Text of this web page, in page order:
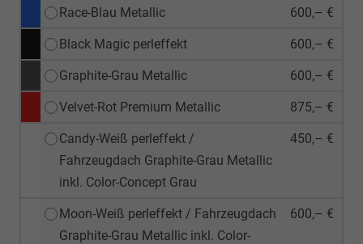
Race-Blau Metallic 600,– €
Black Magic perleffekt 600,– €
Graphite-Grau Metallic 600,– €
Velvet-Rot Premium Metallic 875,– €
Candy-Weiß perleffekt /
Fahrzeugdach Graphite-Grau Metallic
inkl. Color-Concept Grau
450,– €
Moon-Weiß perleffekt / Fahrzeugdach
Graphite-Grau Metallic inkl. Color-
600,– €